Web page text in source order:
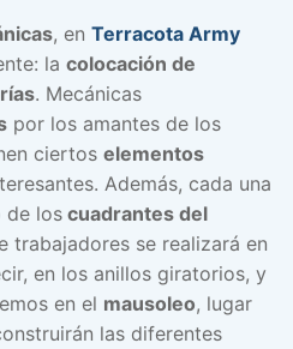
, en Terracota Army
la colocación de
. Mecánicas
por los amantes de los
ciertos elementos
Además, cada una
de los cuadrantes del
trabajadores se realizará en
en los anillos giratorios, y
en el mausoleo, lugar
las diferentes